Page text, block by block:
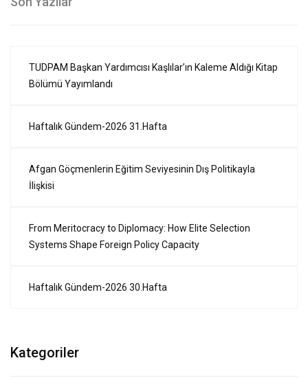
TUDPAM Başkan Yardımcısı Kaşlılar’ın Kaleme Aldığı Kitap
Bölümü Yayımlandı
Haftalık Gündem-2026 31.Hafta
Afgan Göçmenlerin Eğitim Seviyesinin Dış Politikayla
İlişkisi
From Meritocracy to Diplomacy: How Elite Selection
Systems Shape Foreign Policy Capacity
Haftalık Gündem-2026 30.Hafta
Kategoriler